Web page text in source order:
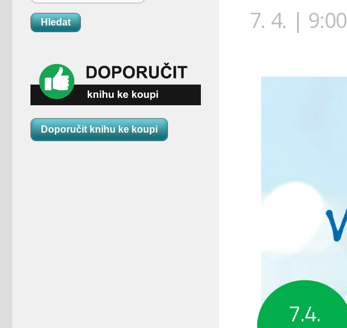
7. 4. | 9:00
Hledat
Doporučit knihu ke koupi